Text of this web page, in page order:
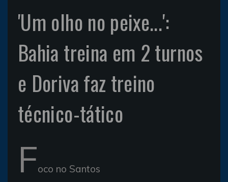
'Um olho no peixe...':
Bahia treina em 2 turnos
e Doriva faz treino
técnico-tático
Foco no Santos